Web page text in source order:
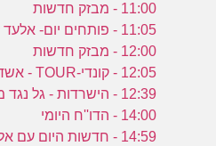
11:00 - מבזק חדשות
11:05 - פותחים יום- אלעד זוהר
12:00 - מבזק חדשות
12:05 - קונדי-TOUR - אשדוד
12:39 - הישרדות - גל נגד מאיה!
14:00 - הדו''ח היומי
14:59 - חדשות היום עם אלמוג בוקר